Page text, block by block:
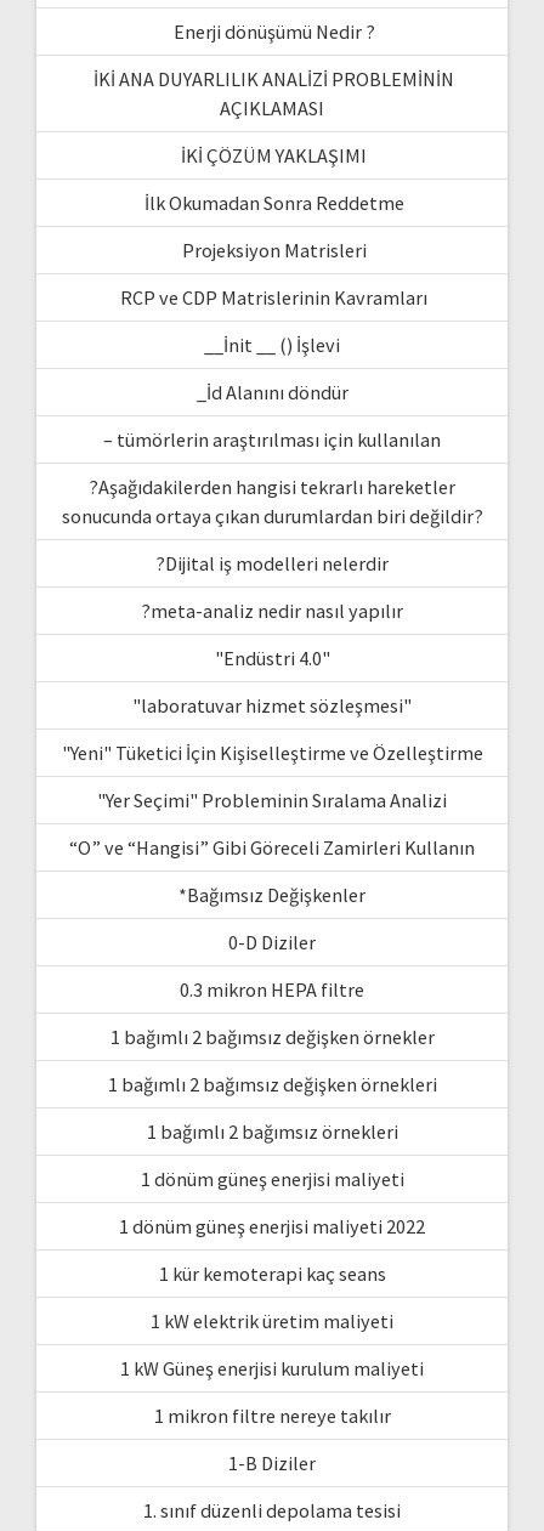
Enerji dönüşümü Nedir ?
İKİ ANA DUYARLILIK ANALİZİ PROBLEMİNİN
AÇIKLAMASI
İKİ ÇÖZÜM YAKLAŞIMI
İlk Okumadan Sonra Reddetme
Projeksiyon Matrisleri
RCP ve CDP Matrislerinin Kavramları
__İnit __ () İşlevi
_İd Alanını döndür
– tümörlerin araştırılması için kullanılan
?Aşağıdakilerden hangisi tekrarlı hareketler
sonucunda ortaya çıkan durumlardan biri değildir?
?Dijital iş modelleri nelerdir
?meta-analiz nedir nasıl yapılır
"Endüstri 4.0"
"laboratuvar hizmet sözleşmesi"
"Yeni" Tüketici İçin Kişiselleştirme ve Özelleştirme
"Yer Seçimi" Probleminin Sıralama Analizi
“O” ve “Hangisi” Gibi Göreceli Zamirleri Kullanın
*Bağımsız Değişkenler
0-D Diziler
0.3 mikron HEPA filtre
1 bağımlı 2 bağımsız değişken örnekler
1 bağımlı 2 bağımsız değişken örnekleri
1 bağımlı 2 bağımsız örnekleri
1 dönüm güneş enerjisi maliyeti
1 dönüm güneş enerjisi maliyeti 2022
1 kür kemoterapi kaç seans
1 kW elektrik üretim maliyeti
1 kW Güneş enerjisi kurulum maliyeti
1 mikron filtre nereye takılır
1-B Diziler
1. sınıf düzenli depolama tesisi